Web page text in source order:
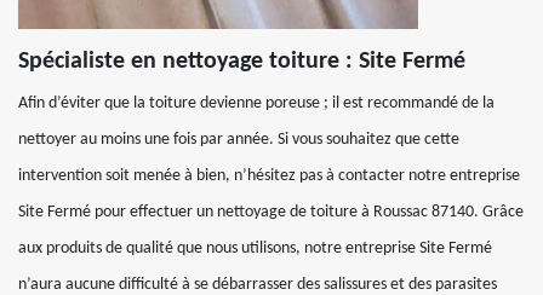
Spécialiste en nettoyage toiture : Site Fermé
Afin d’éviter que la toiture devienne poreuse ; il est recommandé de la
nettoyer au moins une fois par année. Si vous souhaitez que cette
intervention soit menée à bien, n’hésitez pas à contacter notre entreprise
Site Fermé pour effectuer un nettoyage de toiture à Roussac 87140. Grâce
aux produits de qualité que nous utilisons, notre entreprise Site Fermé
n’aura aucune difficulté à se débarrasser des salissures et des parasites